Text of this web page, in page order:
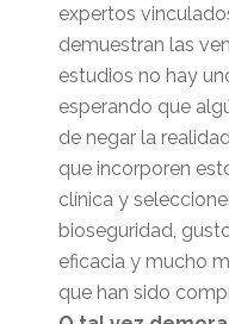
expertos
demuestran las
estudios no hay
esperando que
de negar la
que incorporen
clínica y
bioseguridad,
eficacia y mucho
que han sido